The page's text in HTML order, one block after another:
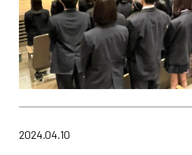
2024.04.10